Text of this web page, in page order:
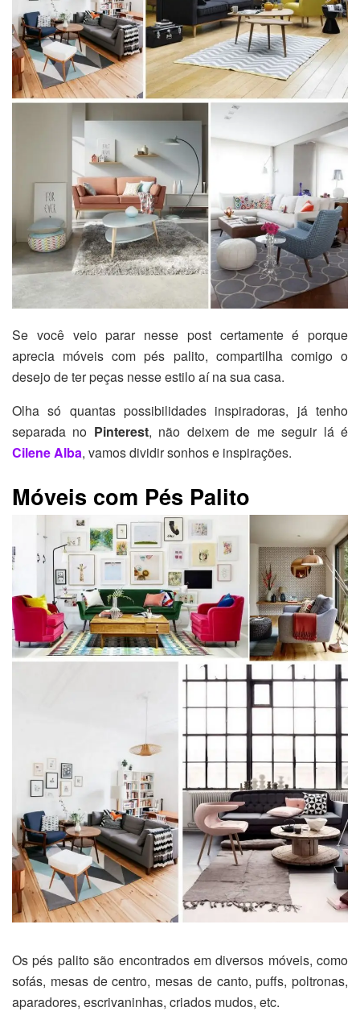
Se você veio parar nesse post certamente é porque
aprecia móveis com pés palito, compartilha comigo o
desejo de ter peças nesse estilo aí na sua casa.
Olha só quantas possibilidades inspiradoras, já tenho
separada no Pinterest, não deixem de me seguir lá é
Cilene Alba, vamos dividir sonhos e inspirações.
Móveis com Pés Palito
Os pés palito são encontrados em diversos móveis, como
sofás, mesas de centro, mesas de canto, puffs, poltronas,
aparadores, escrivaninhas, criados mudos, etc.